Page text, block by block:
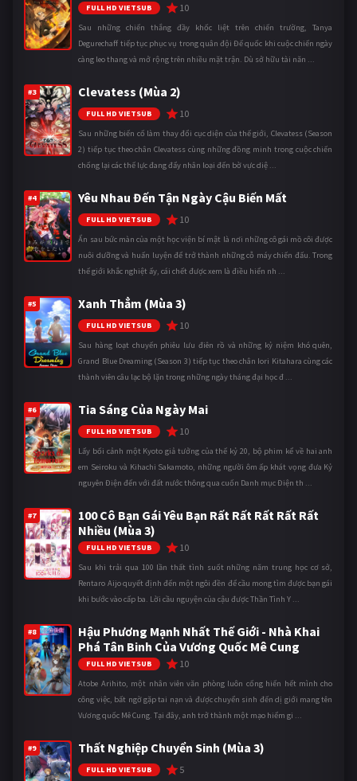
FULL HD VIETSUB 10
Sau những chiến thắng đầy khốc liệt trên chiến trường, Tanya
Degurechaff tiếp tục phục vụ trong quân đội Đế quốc khi cuộc chiến ngày
càng leo thang và mở rộng trên nhiều mặt trận. Dù sở hữu tài năn ...
#3 Clevatess (Mùa 2)
FULL HD VIETSUB 10
Sau những biến cố làm thay đổi cục diện của thế giới, Clevatess (Season
2) tiếp tục theo chân Clevatess cùng những đồng minh trong cuộc chiến
chống lại các thế lực đang đẩy nhân loại đến bờ vực diệ ...
#4 Yêu Nhau Đến Tận Ngày Cậu Biến Mất
FULL HD VIETSUB 10
Ẩn sau bức màn của một học viện bí mật là nơi những cô gái mồ côi được
nuôi dưỡng và huấn luyện để trở thành những cỗ máy chiến đấu. Trong
thế giới khắc nghiệt ấy, cái chết được xem là điều hiển nh ...
#5 Xanh Thẳm (Mùa 3)
FULL HD VIETSUB 10
Sau hàng loạt chuyến phiêu lưu điên rồ và những kỷ niệm khó quên,
Grand Blue Dreaming (Season 3) tiếp tục theo chân Iori Kitahara cùng các
thành viên câu lạc bộ lặn trong những ngày tháng đại học đ ...
#6 Tia Sáng Của Ngày Mai
FULL HD VIETSUB 10
Lấy bối cảnh một Kyoto giả tưởng của thế kỷ 20, bộ phim kể về hai anh
em Seiroku và Kihachi Sakamoto, những người ôm ấp khát vọng đưa Kỷ
nguyên Điện đến với đất nước thông qua cuốn Danh mục Điện th ...
#7
100 Cô Bạn Gái Yêu Bạn Rất Rất Rất Rất Rất
Nhiều (Mùa 3)
FULL HD VIETSUB 10
Sau khi trải qua 100 lần thất tình suốt những năm trung học cơ sở,
Rentaro Aijo quyết định đến một ngôi đền để cầu mong tìm được bạn gái
khi bước vào cấp ba. Lời cầu nguyện của cậu được Thần Tình Y ...
#8
Hậu Phương Mạnh Nhất Thế Giới - Nhà Khai
Phá Tân Binh Của Vương Quốc Mê Cung
FULL HD VIETSUB 10
Atobe Arihito, một nhân viên văn phòng luôn cống hiến hết mình cho
công việc, bất ngờ gặp tai nạn và được chuyển sinh đến dị giới mang tên
Vương quốc Mê Cung. Tại đây, anh trở thành một mạo hiểm gi ...
#9 Thất Nghiệp Chuyển Sinh (Mùa 3)
FULL HD VIETSUB 5